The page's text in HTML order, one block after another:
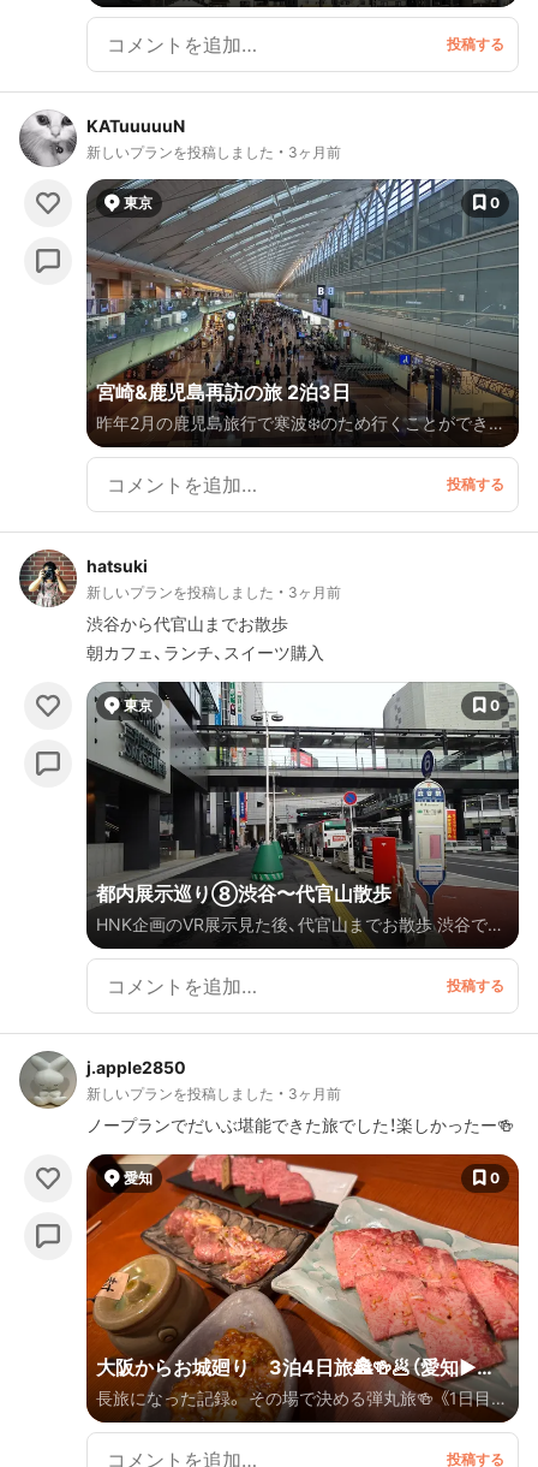
童橋から明神池までは何回か行ったことがあったので、
今回は大正池から田代池、ウェリントン碑を見て、河童
橋まで、のんびり散策しました。 2026.05.15(金) 交通
手段 自家用車・バス
KATuuuuuN
新しいプランを投稿しました 3ヶ月前
東京 0
宮崎&鹿児島再訪の旅 2泊3日
昨年2月の鹿児島旅行で寒波❄️のため行くことができな
かった知覧特攻平和会館を訪れます。折角なので2019
年10月に東京から車で訪れた宮崎にも立ち寄り、JR特
急列車で鹿児島に向かう2泊3日の旅を楽しみます😊
Apr. 15th.☂️🌤️19-23℃、16h.☀️☁️15-26℃、17th.☀️17-
24℃
hatsuki
新しいプランを投稿しました 3ヶ月前
渋谷から代官山までお散歩
朝カフェ、ランチ、スイーツ購入
東京 0
都内展示巡り⑧渋谷〜代官山散歩
HNK企画のVR展示見た後、代官山までお散歩 渋谷で食
べたかったスバでお蕎麦ランチして 母の日のスイーツ
を渋谷から代官山の間で購入
j.apple2850
新しいプランを投稿しました 3ヶ月前
ノープランでだいぶ堪能できた旅でした！楽しかったー🍻
愛知 0
大阪からお城廻り 3泊4日旅🏯🍻🥟（愛知▶︎静
岡▶︎岐阜）
長旅になった記録。 その場で決める弾丸旅🍻 《1日目》
大阪 夕方出発 ▼車 名古屋伏見 到着 ▼ 【A】
晩ご飯 ▼ 😴就寝 《2日目》 出発 ▼車 【B】🏯 ▼